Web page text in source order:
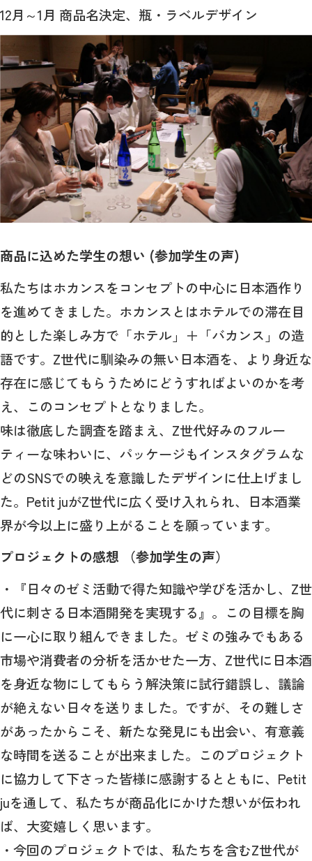
12月～1月 商品名決定、瓶・ラベルデザイン
商品に込めた学生の想い (参加学生の声)
私たちはホカンスをコンセプトの中心に日本酒作り
を進めてきました。ホカンスとはホテルでの滞在目
的とした楽しみ方で「ホテル」＋「バカンス」の造
語です。Z世代に馴染みの無い日本酒を、より身近な
存在に感じてもらうためにどうすればよいのかを考
え、このコンセプトとなりました。
味は徹底した調査を踏まえ、Z世代好みのフルー
ティーな味わいに、パッケージもインスタグラムな
どのSNSでの映えを意識したデザインに仕上げまし
た。Petit juがZ世代に広く受け入れられ、日本酒業
界が今以上に盛り上がることを願っています。
プロジェクトの感想 （参加学生の声）
・『日々のゼミ活動で得た知識や学びを活かし、Z世
代に刺さる日本酒開発を実現する』。この目標を胸
に一心に取り組んできました。ゼミの強みでもある
市場や消費者の分析を活かせた一方、Z世代に日本酒
を身近な物にしてもらう解決策に試行錯誤し、議論
が絶えない日々を送りました。ですが、その難しさ
があったからこそ、新たな発見にも出会い、有意義
な時間を送ることが出来ました。このプロジェクト
に協力して下さった皆様に感謝するとともに、Petit
juを通して、私たちが商品化にかけた想いが伝われ
ば、大変嬉しく思います。
・今回のプロジェクトでは、私たちを含むZ世代が